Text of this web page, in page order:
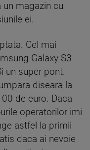
un magazin cu
ei.
Cel mai
Galaxy S3
un super pont.
diseara la
de euro. Daca
operatorilor imi
astfel la primii
daca ai nevoie